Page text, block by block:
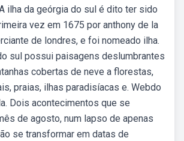
ilha da geórgia do sul é dito ter sido
vez em 1675 por anthony de la
de londres, e foi nomeado ilha.
sul possui paisagens deslumbrantes
cobertas de neve a florestas,
praias, ilhas paradisíacas e. Webdo
Dois acontecimentos que se
de agosto, num lapso de apenas
se transformar em datas de